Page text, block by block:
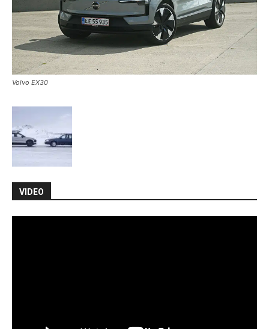
Volvo EX30
VIDEO